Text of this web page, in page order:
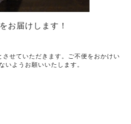
お届けします！
せていただきます。ご不便をおかけい
いようお願いいたします。